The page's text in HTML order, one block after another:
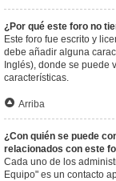
¿Por qué este foro no
Este foro fue escrito y
debe añadir alguna
Inglés), donde se puede
características.
Arriba
¿Con quién se puede
relacionados con este
Cada uno de los
Equipo" es un contacto